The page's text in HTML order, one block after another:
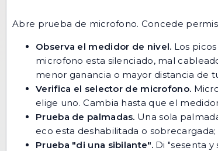
Abre prueba de microfono. Concede
Observa el medidor de nivel. Los
microfono esta silenciado, mal
menor ganancia o mayor distancia de
Verifica el selector de microfono.
elige uno. Cambia hasta que el
Prueba de palmadas. Una sola
eco esta deshabilitada o
Prueba "di una sibilante".Di "sesenta y